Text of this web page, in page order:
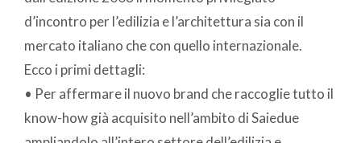
d’incontro per l’edilizia e l’architettura sia con il
mercato italiano che con quello internazionale.
Ecco i primi dettagli:
• Per affermare il nuovo brand che raccoglie tutto il
know-how già acquisito nell’ambito di Saiedue